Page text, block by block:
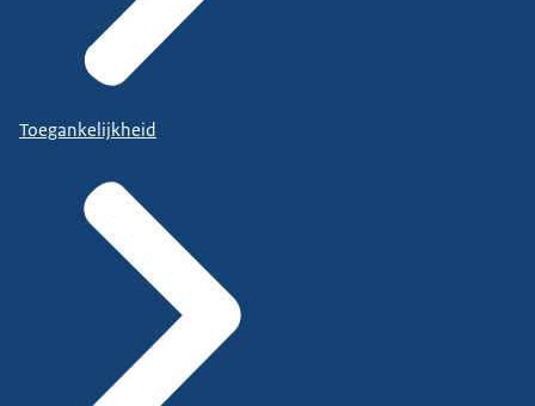
Toegankelijkheid